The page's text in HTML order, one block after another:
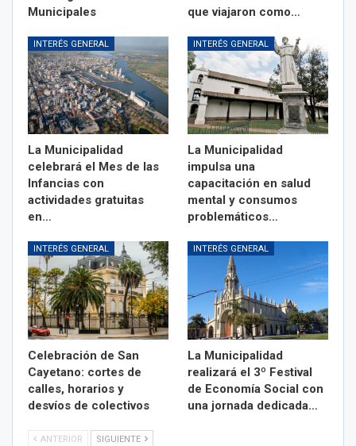
Municipales
que viajaron como…
INTERÉS GENERAL
La Municipalidad
celebrará el Mes de las
Infancias con
actividades gratuitas
en…
INTERÉS GENERAL
La Municipalidad
impulsa una
capacitación en salud
mental y consumos
problemáticos…
INTERÉS GENERAL
Celebración de San
Cayetano: cortes de
calles, horarios y
desvíos de colectivos
INTERÉS GENERAL
La Municipalidad
realizará el 3º Festival
de Economía Social con
una jornada dedicada…
ANTERIOR SIGUIENTE